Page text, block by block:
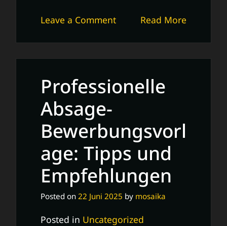
Read More
Leave a Commenton
Bedeutung
einer
Bewerbungsvorlage
Professionelle
Absage-
Bewerbungsvorl
age: Tipps und
Empfehlungen
Posted on 22 Juni 2025 by mosaika
Posted in Uncategorized